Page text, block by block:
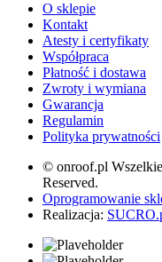
O sklepie
Kontakt
Atesty i certyfikaty
Współpraca
Płatność i dostawa
Zwroty i wymiana
Gwarancja
Regulamin
Polityka prywatności
© onroof.pl
Reserved.
Oprogramowanie
Realizacja: